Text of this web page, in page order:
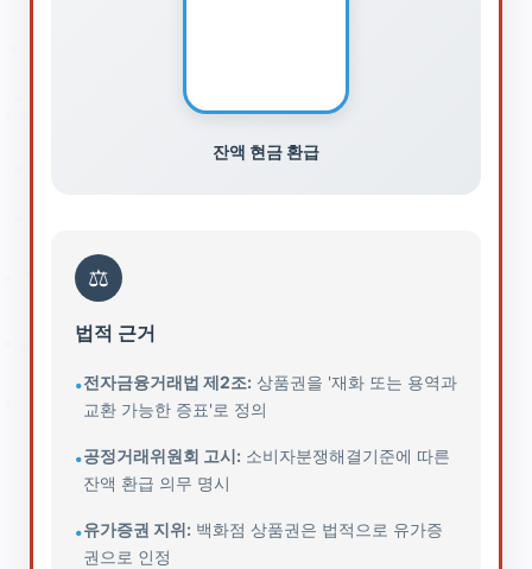
잔액 현금 환급
⚖️
법적 근거
•전자금융거래법 제2조: 상품권을 '재화 또는 용역과
교환 가능한 증표'로 정의
•공정거래위원회 고시: 소비자분쟁해결기준에 따른
잔액 환급 의무 명시
•유가증권 지위: 백화점 상품권은 법적으로 유가증
권으로 인정